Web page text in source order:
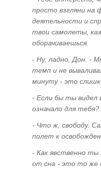
средства
Практическое
Бегом от инфаркта
"братья по разуму"
архитектуре и
Полтергейстные
И не только...
проявлениями
просто взгляни
деятельности и
твои самолеты,
оборачиваешься.
- Ну, ладно, Дон. -
темп и не
минуту - это
- Если бы ты видел
означало для тебя?
- Что ж, свободу.
полет к
- Как явственно ты
от сна - это то же